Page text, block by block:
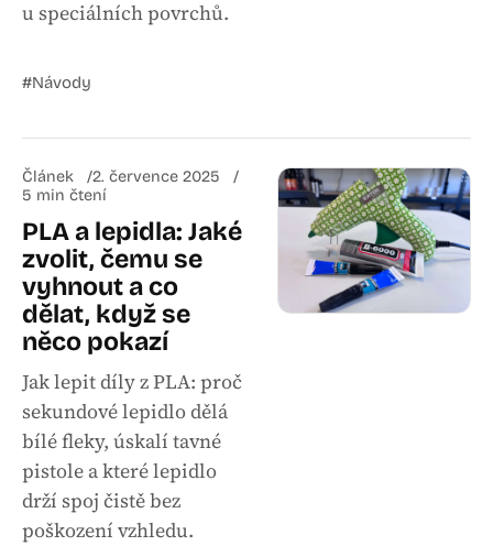
u speciálních povrchů.
#Návody
Článek
2. července 2025
5 min čtení
PLA a lepidla: Jaké
zvolit, čemu se
vyhnout a co
dělat, když se
něco pokazí
Jak lepit díly z PLA: proč
sekundové lepidlo dělá
bílé fleky, úskalí tavné
pistole a které lepidlo
drží spoj čistě bez
poškození vzhledu.